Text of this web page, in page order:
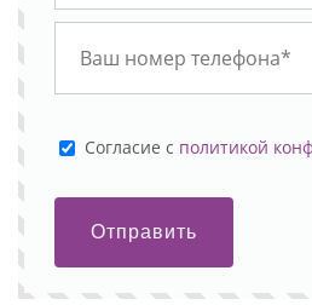
Cогласие с политикой
Отправить